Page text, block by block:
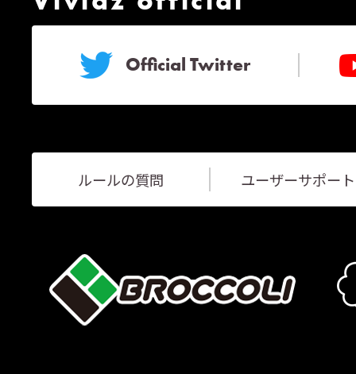
Official Twitter
ルールの質問 ユーザーサポート